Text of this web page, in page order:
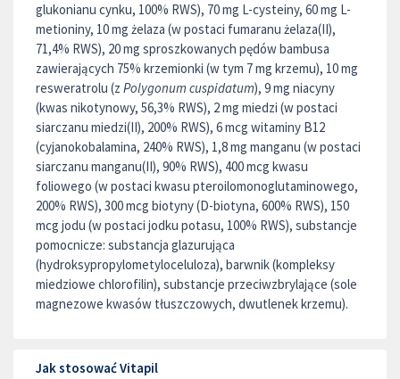
glukonianu cynku, 100% RWS), 70 mg L-cysteiny, 60 mg L-
metioniny, 10 mg żelaza (w postaci fumaranu żelaza(II),
71,4% RWS), 20 mg sproszkowanych pędów bambusa
zawierających 75% krzemionki (w tym 7 mg krzemu), 10 mg
resweratrolu (z Polygonum cuspidatum), 9 mg niacyny
(kwas nikotynowy, 56,3% RWS), 2 mg miedzi (w postaci
siarczanu miedzi(II), 200% RWS), 6 mcg witaminy B12
(cyjanokobalamina, 240% RWS), 1,8 mg manganu (w postaci
siarczanu manganu(II), 90% RWS), 400 mcg kwasu
foliowego (w postaci kwasu pteroilomonoglutaminowego,
200% RWS), 300 mcg biotyny (D-biotyna, 600% RWS), 150
mcg jodu (w postaci jodku potasu, 100% RWS), substancje
pomocnicze: substancja glazurująca
(hydroksypropylometyloceluloza), barwnik (kompleksy
miedziowe chlorofilin), substancje przeciwzbrylające (sole
magnezowe kwasów tłuszczowych, dwutlenek krzemu).
Jak stosować Vitapil